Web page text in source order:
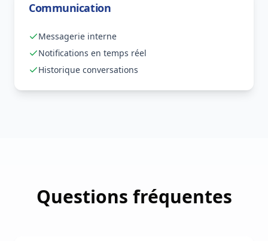
Communication
Messagerie interne
Notifications en temps réel
Historique conversations
Questions fréquentes